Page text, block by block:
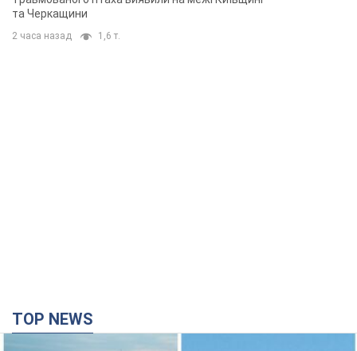
Сили оборони уразили НПЗ у Ярославлі і
Башкортостані: Зеленський розкрив деталі